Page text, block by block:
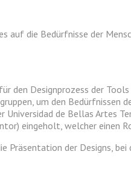
auf die Bedürfnisse der
den Designprozess der
um den Bedürfnissen
Universidad de Bellas Artes
eingeholt, welcher einen
Präsentation der Designs,